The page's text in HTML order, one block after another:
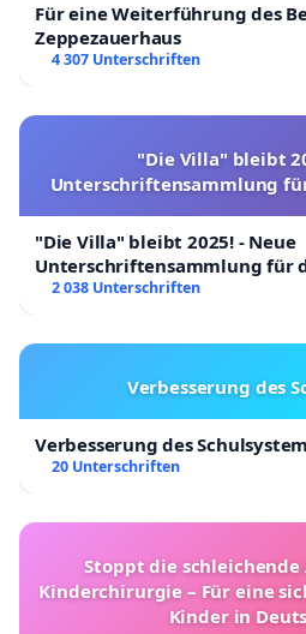
Für eine Weiterführung des
Zeppezauerhaus
4 307 Unterschriften
"Die Villa" bleibt
Unterschriftensammlung
"Die Villa" bleibt 2025! - Neue
Unterschriftensammlung für
2 038 Unterschriften
Verbesserung des
Verbesserung des
20 Unterschriften
Stoppt die
Kinderchirurgie – Für eine
Kinder in